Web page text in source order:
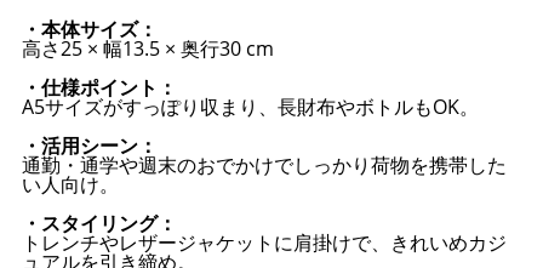
・本体サイズ：
高さ25 × 幅13.5 × 奥行30 cm
・仕様ポイント：
A5サイズがすっぽり収まり、長財布やボトルもOK。
・活用シーン：
通勤・通学や週末のおでかけでしっかり荷物を携帯した
い人向け。
・スタイリング：
トレンチやレザージャケットに肩掛けで、きれいめカジ
ュアルを引き締め。